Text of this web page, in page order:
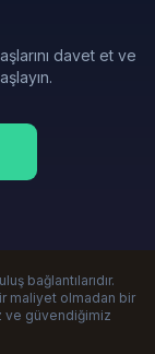
davet et ve
bağlantılarıdır.
maliyet olmadan bir
ve güvendiğimiz